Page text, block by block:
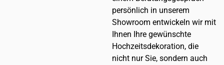
persönlich in unserem
Showroom entwickeln wir mit
Ihnen Ihre gewünschte
Hochzeitsdekoration, die
nicht nur Sie, sondern auch